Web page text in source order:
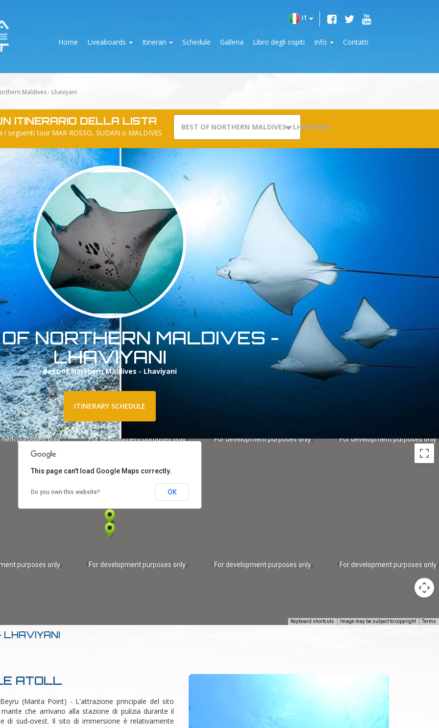
IT
Home Liveaboards Itinerari Schedule Galleria Libro degli ospiti Info Contatti
Maldives - Lhaviyani
ITINERARIO DELLA LISTA
seguenti tour MAR ROSSO, SUDAN o MALDIVES
BEST OF NORTHERN MALDIVES - LHAVIYANI
NORTHERN MALDIVES -
LHAVIYANI
Best of Northern Maldives - Lhaviyani
ITINERARY SCHEDULE
For development purposes only
purposes only
purposes only For development purposes only For development purposes only
For development purposes only
For development purposes only
For development purposes only
Keyboard shortcuts Image may be subject to copyright Terms
This page can't load Google Maps correctly.
Do you own this website? OK
LHAVIYANI
ATOLL
(Manta Point) - L'attrazione principale del sito
che arrivano alla stazione di pulizia durante il
di sud-ovest. Il sito di immersione è relativamente